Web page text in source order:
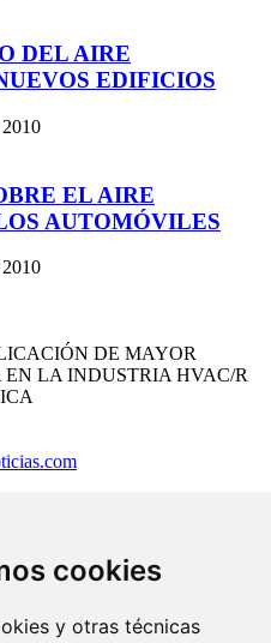
cookies
y otras técnicas
DEL AIRE
EDIFICIOS
EL AIRE
AUTOMÓVILES
DE MAYOR
LA INDUSTRIA HVAC/R